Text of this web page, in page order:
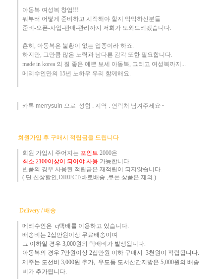
아동복 여성복 창업!!!
뭐부터 어떻게 준비하고 시작해야 할지 막막하신분들
준비-오픈-사입-판매-관리까지 저희가 도와드리겠습니다.
흔히 , 아동복은 불황이 없는 업종이라 하죠.
하지만, 그만큼 많은 노력과 남다른 감각 또한 필요합니다.
made in korea 의 질 좋은 예쁜 보세 아동복, 그리고 여성복까지...
메리수인만의 15년 노하우 ​우리 함께해요.
카톡 merrysuin 으로 성함 . 지역 . 연락처 남겨주세요~
회원가입 후 구매시 적립금을 드립니다
회원 가입시 주어지는 포인트 2000은
최소 2100이상이 되어야 사용 가능합니다.
반품의 경우 사용된 적립금은 재적립이 되지않습니다.
( 단.신상할인,DIRECT/바로배송 ,쿠폰 상품은 제외 )
Delivery / 배송
메리수인은 cj택배를 이용하고 있습니다.
배송비는 2십만원이상 무료배송이며
그 이하일 경우 3,000원 의 택배비 가 발생됩니다.
아동복의 경우 7만원 이상 2십만원 이하 구매시 3천원이 적립됩니다.
제주는 도선비 3,000원 추가, 우도등 도서산간지방은 5,000원의 배송
비가 추가됩니다.